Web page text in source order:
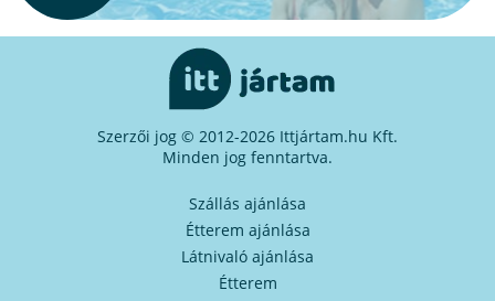
Szerzői jog © 2012-2026 Ittjártam.hu Kft.
Minden jog fenntartva.
Szállás ajánlása
Étterem ajánlása
Látnivaló ajánlása
Étterem